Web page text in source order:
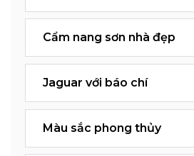
Cẩm nang sơn nhà đẹp
Jaguar với báo chí
Màu sắc phong thủy